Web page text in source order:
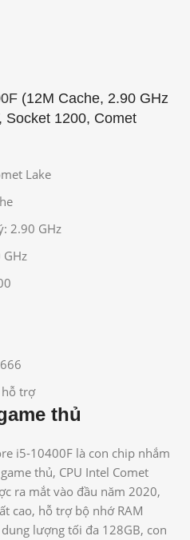
(12M Cache, 2.90 GHz
Socket 1200, Comet
Lake
2.90 GHz
trợ
thủ
i5-10400F là con chip nhắm
thủ, CPU Intel Comet
ra mắt vào đầu năm 2020,
cao, hỗ trợ bộ nhớ RAM
lượng tối đa 128GB, con